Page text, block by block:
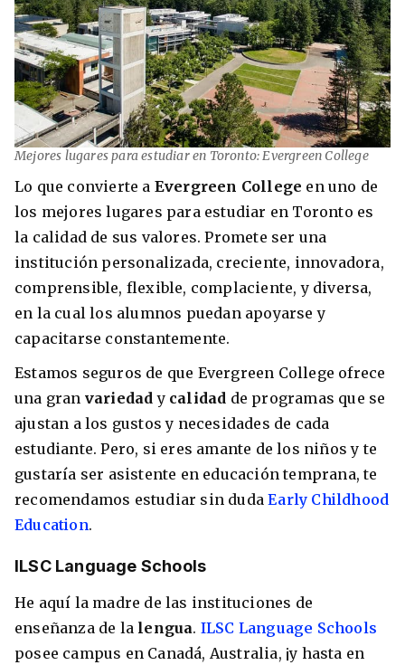
Mejores lugares para estudiar en Toronto: Evergreen College
Lo que convierte a Evergreen College en uno de
los mejores lugares para estudiar en Toronto es
la calidad de sus valores. Promete ser una
institución personalizada, creciente, innovadora,
comprensible, flexible, complaciente, y diversa,
en la cual los alumnos puedan apoyarse y
capacitarse constantemente.
Estamos seguros de que Evergreen College ofrece
una gran variedady calidad de programas que se
ajustan a los gustos y necesidades de cada
estudiante. Pero, si eres amante de los niños y te
gustaría ser asistente en educación temprana, te
recomendamos estudiar sin dudaEarly Childhood
Education.
ILSC Language Schools
He aquí la madre de las instituciones de
enseñanza de la lengua. ILSC Language Schools
posee campus en Canadá, Australia, ¡y hasta en